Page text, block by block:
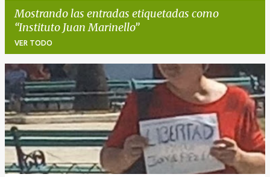
Mostrando las entradas etiquetadas como
Instituto Juan Marinello
VER TODO
E
n
t
r
a
d